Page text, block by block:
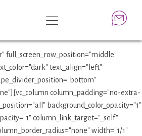
full_screen_row_position="middle"
text_align="left"
column_padding="no-extra-
background_color_opacity="1"
column_link_target="_self"
width="1/1"